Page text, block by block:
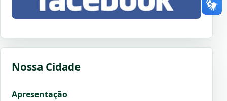
Nossa Cidade
Apresentação